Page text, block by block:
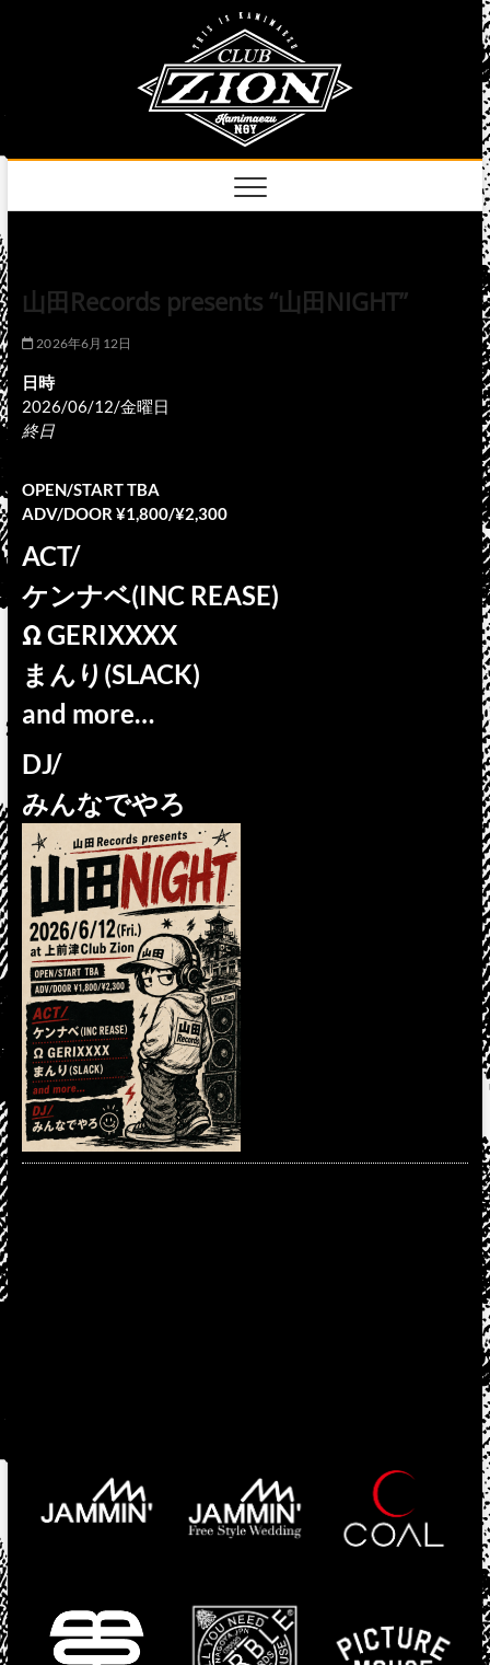
山田Records presents “山田NIGHT”
2026年6月12日
日時
2026/06/12/金曜日
終日
OPEN/START TBA
ADV/DOOR ¥1,800/¥2,300
ACT/
ケンナベ(INC REASE)
Ω GERIXXXX
まんり(SLACK)
and more…
DJ/
みんなでやろ